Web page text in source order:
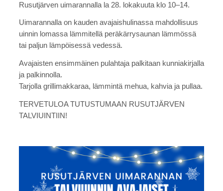
Rusutjärven uimarannalla la 28. lokakuuta klo 10–14.
Uimarannalla on kauden avajaishulinassa mahdollisuus
uinnin lomassa lämmitellä peräkärrysaunan lämmössä
tai paljun lämpöisessä vedessä.
Avajaisten ensimmäinen pulahtaja palkitaan kunniakirjalla
ja palkinnolla.
Tarjolla grillimakkaraa, lämmintä mehua, kahvia ja pullaa.
TERVETULOA TUTUSTUMAAN RUSUTJÄRVEN
TALVIUINTIIN!